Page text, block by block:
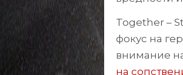
Together –
фокус на
внимание
на